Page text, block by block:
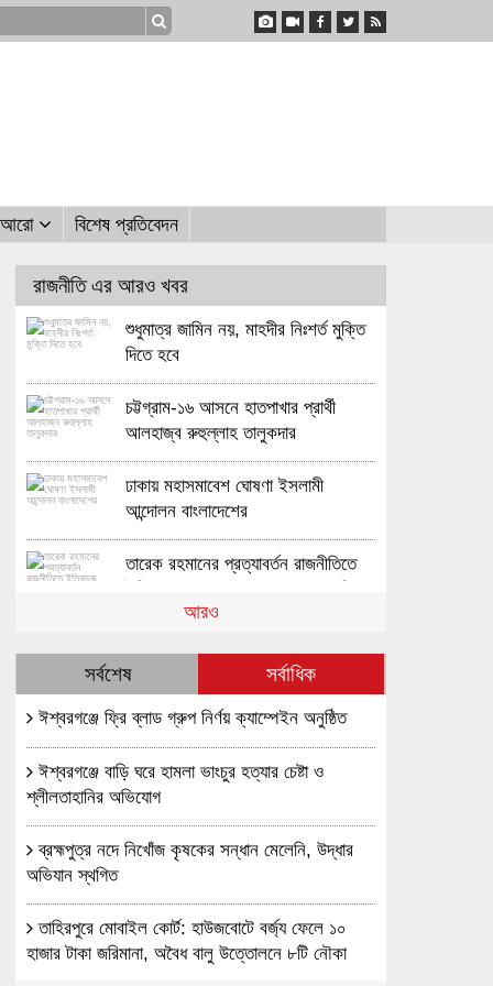
আরো বিশেষ প্রতিবেদন
রাজনীতি এর আরও খবর
শুধুমাত্র জামিন নয়, মাহদীর নিঃশর্ত মুক্তি
দিতে হবে
চট্টগ্রাম-১৬ আসনে হাতপাখার প্রার্থী
আলহাজ্ব রুহুল্লাহ তালুকদার
ঢাকায় মহাসমাবেশ ঘোষণা ইসলামী
আন্দোলন বাংলাদেশের
তারেক রহমানের প্রত্যাবর্তন রাজনীতিতে
পীর সাহেব চরমোনাই
শৃঙ্খলা পরিস্থিতি অবনতির আরেকটি
কলঙ্কিত বিষয় -গাজী আতাউর রহমান
খালেদা জিয়ার খোঁজখবর নিতে এভারকেয়ারে
জামায়াতের কাছে আসন চাওয়া সংক্রান্ত
ইসলামী আন্দোলন বাংলাদেশ
ইসলামী ছাত্র আন্দোলন বাংলাদেশ-এর
আরও
সর্বশেষ সর্বাধিক
ঈশ্বরগঞ্জে ফ্রি ব্লাড গ্রুপ নির্ণয় ক্যাম্পেইন অনুষ্ঠিত
ঈশ্বরগঞ্জে বাড়ি ঘরে হামলা ভাংচুর হত্যার চেষ্টা ও
শ্লীলতাহানির অভিযোগ
ব্রহ্মপুত্র নদে নিখোঁজ কৃষকের সন্ধান মেলেনি, উদ্ধার
অভিযান স্থগিত
তাহিরপুরে মোবাইল কোর্ট: হাউজবোটে বর্জ্য ফেলে ১০
হাজার টাকা জরিমানা, অবৈধ বালু উত্তোলনে ৮টি নৌকা